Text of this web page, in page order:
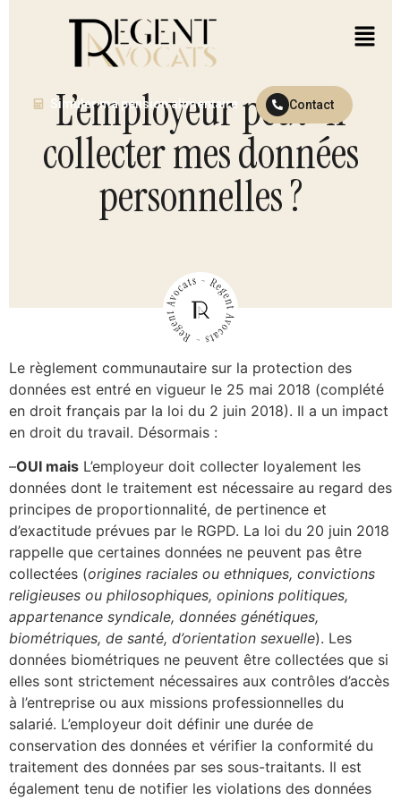
Simuler ma pension alimentaire Contact
L’employeur peut-il
collecter mes données
personnelles ?
Le règlement communautaire sur la protection des
données est entré en vigueur le 25 mai 2018 (complété
en droit français par la loi du 2 juin 2018). Il a un impact
en droit du travail. Désormais :
–OUI mais L’employeur doit collecter loyalement les
données dont le traitement est nécessaire au regard des
principes de proportionnalité, de pertinence et
d’exactitude prévues par le RGPD. La loi du 20 juin 2018
rappelle que certaines données ne peuvent pas être
collectées (origines raciales ou ethniques, convictions
religieuses ou philosophiques, opinions politiques,
appartenance syndicale, données génétiques,
biométriques, de santé, d’orientation sexuelle). Les
données biométriques ne peuvent être collectées que si
elles sont strictement nécessaires aux contrôles d’accès
à l’entreprise ou aux missions professionnelles du
salarié. L’employeur doit définir une durée de
conservation des données et vérifier la conformité du
traitement des données par ses sous-traitants. Il est
également tenu de notifier les violations des données